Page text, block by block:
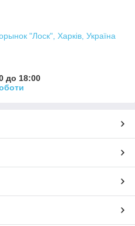
"Лоск", Харків, Україна
до 18:00